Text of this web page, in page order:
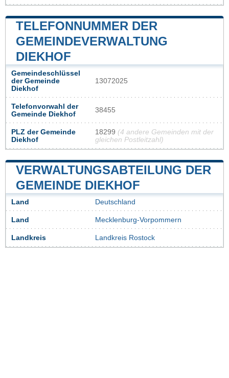
TELEFONNUMMER DER
GEMEINDEVERWALTUNG
DIEKHOF
Gemeindeschlüssel
der Gemeinde
Diekhof
13072025
Telefonvorwahl der
Gemeinde Diekhof
38455
PLZ der Gemeinde
Diekhof
18299 (4 andere Gemeinden mit der
gleichen Postleitzahl)
VERWALTUNGSABTEILUNG DER
GEMEINDE DIEKHOF
Land Deutschland
Land Mecklenburg-Vorpommern
Landkreis Landkreis Rostock